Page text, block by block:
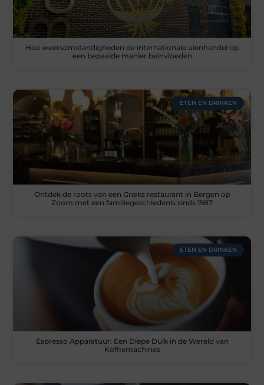
Hoe weersomstandigheden de internationale uienhandel op
een bepaalde manier beïnvloeden
ETEN EN DRINKEN
Ontdek de roots van een Grieks restaurant in Bergen op
Zoom met een familiegeschiedenis sinds 1987
ETEN EN DRINKEN
Espresso Apparatuur: Een Diepe Duik in de Wereld van
Koffiemachines